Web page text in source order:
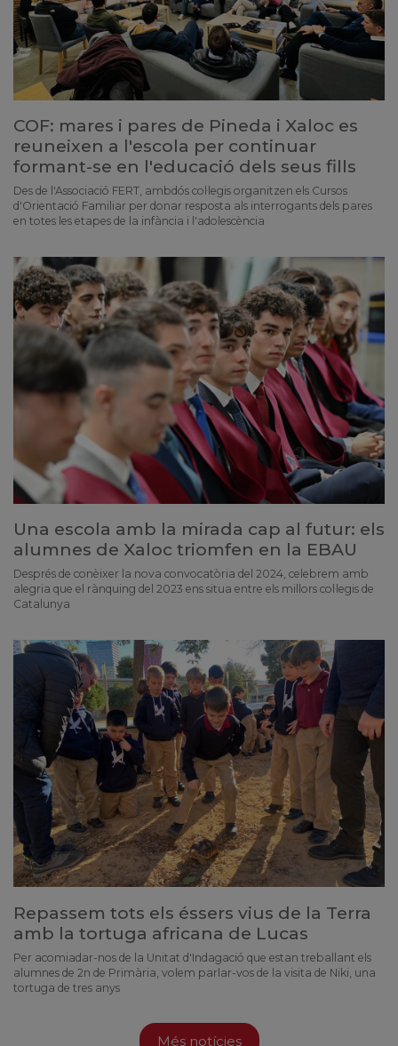
COF: mares i pares de Pineda i Xaloc es
reuneixen a l'escola per continuar
formant-se en l'educació dels seus fills
Des de l'Associació FERT, ambdós col·legis organitzen els Cursos
d'Orientació Familiar per donar resposta als interrogants dels pares
en totes les etapes de la infància i l'adolescència
Una escola amb la mirada cap al futur: els
alumnes de Xaloc triomfen en la EBAU
Després de conèixer la nova convocatòria del 2024, celebrem amb
alegria que el rànquing del 2023 ens situa entre els millors col·legis de
Catalunya
Repassem tots els éssers vius de la Terra
amb la tortuga africana de Lucas
Per acomiadar-nos de la Unitat d'Indagació que estan treballant els
alumnes de 2n de Primària, volem parlar-vos de la visita de Niki, una
tortuga de tres anys
Més notícies